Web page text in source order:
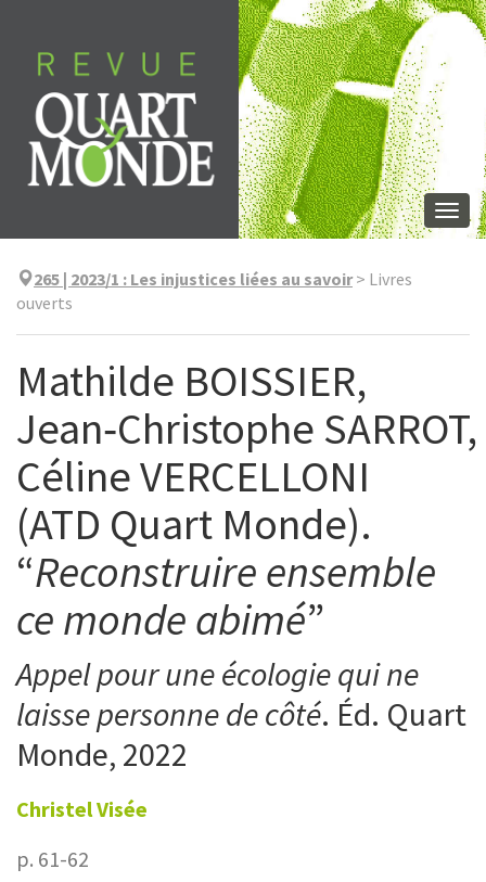
content
265 | 2023/1 : Les injustices liées au savoir> Livres
ouverts
Mathilde BOISSIER,
Jean‑Christophe SARROT,
Céline VERCELLONI
(ATD Quart Monde).
“Reconstruire ensemble
ce monde abimé”
Appel pour une écologie qui ne
laisse personne de côté. Éd. Quart
Monde, 2022
ChristelVisée
p. 61-62